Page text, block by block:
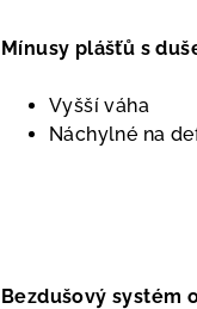
Mínusy plášťů s
Vyšší váha
Náchylné na
Bezdušový systém